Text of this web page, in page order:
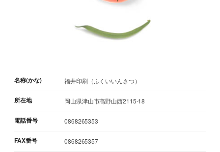
名称(かな) 福井印刷（ふくいいんさつ）
所在地 岡山県津山市高野山西2115-18
電話番号 0868265353
FAX番号 0868265357